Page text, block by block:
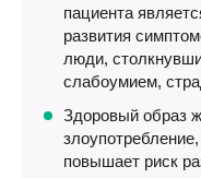
пациента
развития
люди,
слабоумием,
Здоровый образ
повышает риск